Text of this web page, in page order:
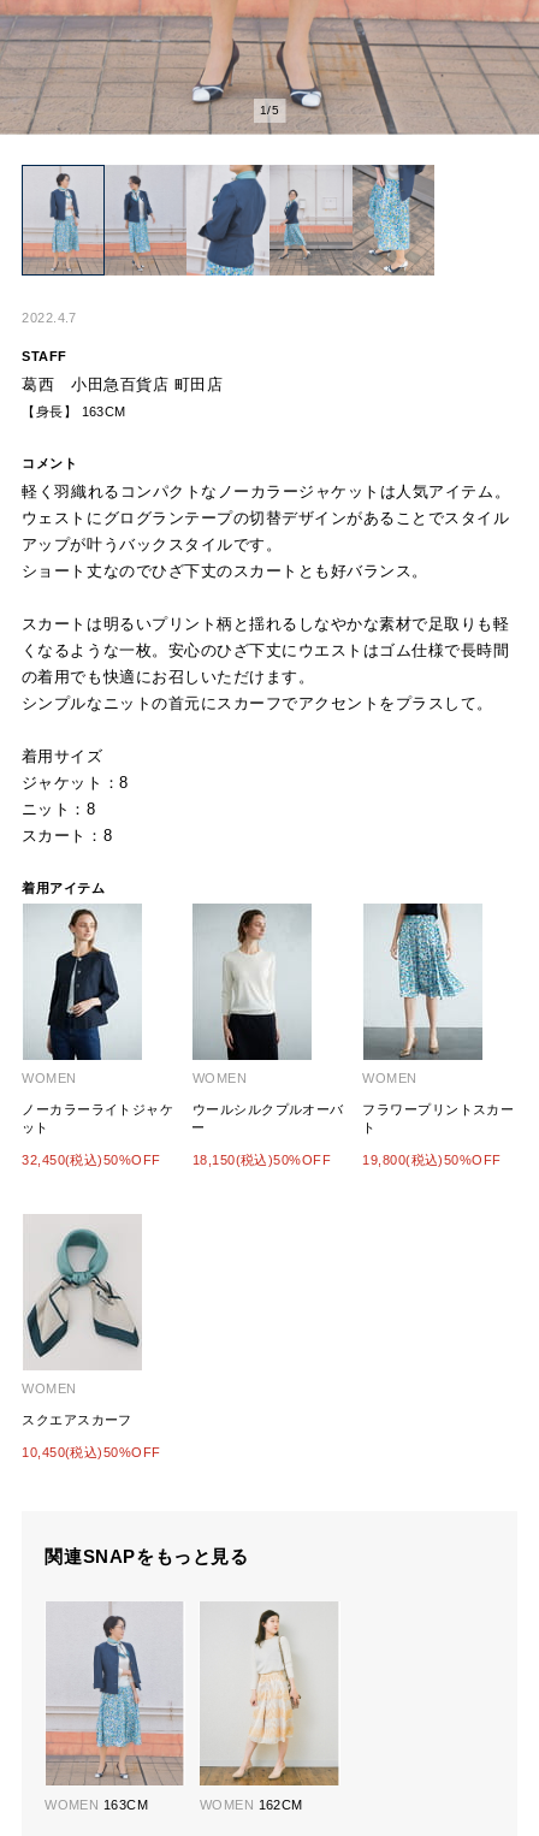
2/5
2022.4.7
STAFF
葛西 小田急百貨店 町田店
【身長】 163CM
コメント
軽く羽織れるコンパクトなノーカラージャケットは人気アイテム。
ウェストにグログランテープの切替デザインがあることでスタイル
アップが叶うバックスタイルです。
ショート丈なのでひざ下丈のスカートとも好バランス。
スカートは明るいプリント柄と揺れるしなやかな素材で足取りも軽
くなるような一枚。安心のひざ下丈にウエストはゴム仕様で長時間
の着用でも快適にお召しいただけます。
シンプルなニットの首元にスカーフでアクセントをプラスして。
着用サイズ
ジャケット：8
ニット：8
スカート：8
着用アイテム
WOMEN
ノーカラーライトジャケ
ット
32,450(税込)50%OFF
WOMEN
ウールシルクプルオーバ
ー
18,150(税込)50%OFF
WOMEN
フラワープリントスカー
ト
19,800(税込)50%OFF
WOMEN
スクエアスカーフ
10,450(税込)50%OFF
関連SNAPをもっと見る
WOMEN 163CM WOMEN 162CM